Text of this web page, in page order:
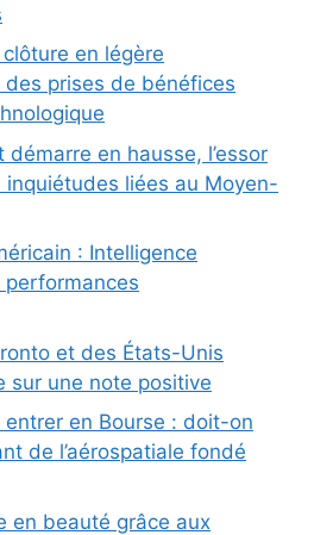
en légère
prises de bénéfices
démarre en hausse, l’essor
inquiétudes liées au Moyen-
: Intelligence
et des États-Unis
sur une note positive
entrer en Bourse : doit-on
de l’aérospatiale fondé
en beauté grâce aux